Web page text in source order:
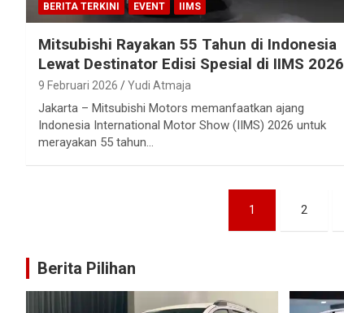
BERITA TERKINI EVENT IIMS
Mitsubishi Rayakan 55 Tahun di Indonesia
Lewat Destinator Edisi Spesial di IIMS 2026
9 Februari 2026 Yudi Atmaja
Jakarta – Mitsubishi Motors memanfaatkan ajang
Indonesia International Motor Show (IIMS) 2026 untuk
merayakan 55 tahun…
1 2
Berita Pilihan